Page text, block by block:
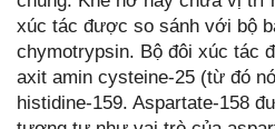
xúc tác được so sánh với bộ
chymotrypsin. Bộ đôi xúc tác
axit amin cysteine-25 (từ đó
histidine-159. Aspartate-158